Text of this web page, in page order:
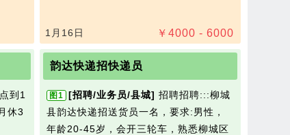
￥ 4000 - 6000
1月16日
到1
休3
韵达快递招快递员
图1 [招聘/业务员/县城] 招聘招聘:::柳城
县韵达快递招送货员一名，要求:男性，
年龄20-45岁，会开三轮车，熟悉柳城区